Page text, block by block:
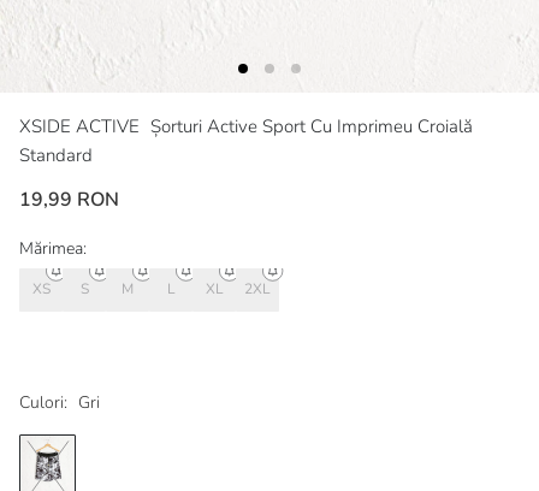
XSIDE ACTIVE Șorturi Active Sport Cu Imprimeu Croială
Standard
19,99 RON
Culori: Gri
Mărimea:
XS S M L XL 2XL